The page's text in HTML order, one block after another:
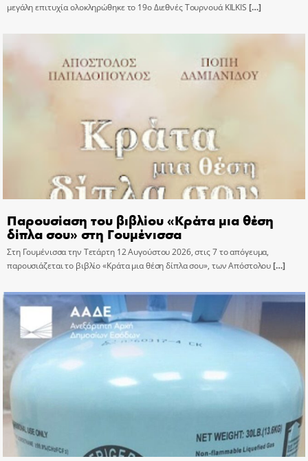
μεγάλη επιτυχία ολοκληρώθηκε το 19ο Διεθνές Τουρνουά KILKIS […]
Παρουσίαση του βιβλίου «Κράτα μια θέση
δίπλα σου» στη Γουμένισσα
Στη Γουμένισσα την Τετάρτη 12 Αυγούστου 2026, στις 7 το απόγευμα,
παρουσιάζεται το βιβλίο «Κράτα μια θέση δίπλα σου», των Απόστολου[…]